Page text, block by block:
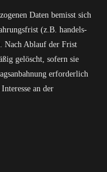
Daten bemisst sich
(z.B. handels-
Nach Ablauf der Frist
gelöscht, sofern sie
erforderlich
an der